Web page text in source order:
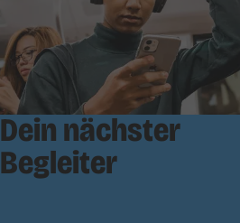
Dein nächster
Begleiter